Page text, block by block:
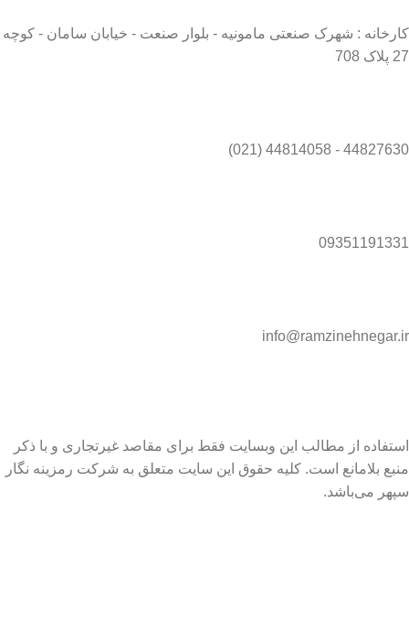
کارخانه : شهرک صنعتی مامونیه - بلوار صنعت - خیابان سامان - کوچه
27 پلاک 708
44827630 - 44814058 (021)
09351191331
info@ramzinehnegar.ir
استفاده از مطالب این وبسایت فقط برای مقاصد غیرتجاری و با ذکر
منبع بلامانع است. کلیه حقوق این سایت متعلق به شرکت رمزینه نگار
سپهر می‌باشد.